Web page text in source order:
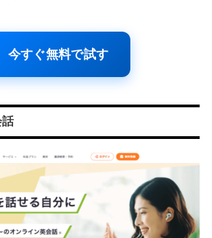
今すぐ無料で試す
話